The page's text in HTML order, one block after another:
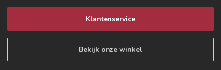
Klantenservice
Bekijk onze winkel